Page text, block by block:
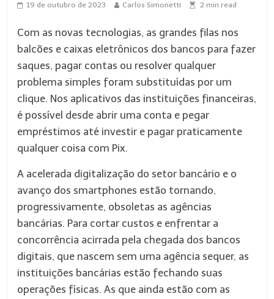
19 de outubro de 2023 Carlos Simonetti 2 min read
Com as novas tecnologias, as grandes filas nos
balcões e caixas eletrônicos dos bancos para fazer
saques, pagar contas ou resolver qualquer
problema simples foram substituídas por um
clique. Nos aplicativos das instituições financeiras,
é possível desde abrir uma conta e pegar
empréstimos até investir e pagar praticamente
qualquer coisa com Pix.
A acelerada digitalização do setor bancário e o
avanço dos smartphones estão tornando,
progressivamente, obsoletas as agências
bancárias. Para cortar custos e enfrentar a
concorrência acirrada pela chegada dos bancos
digitais, que nascem sem uma agência sequer, as
instituições bancárias estão fechando suas
operações físicas. As que ainda estão com as